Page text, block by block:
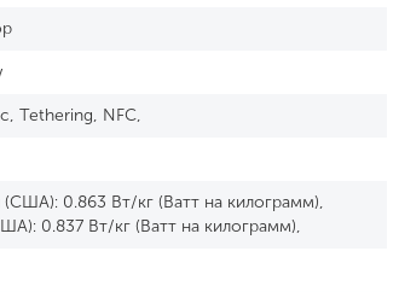
Tethering, NFC,
(США): 0.863 Вт/кг (Ватт на килограмм),
0.837 Вт/кг (Ватт на килограмм),